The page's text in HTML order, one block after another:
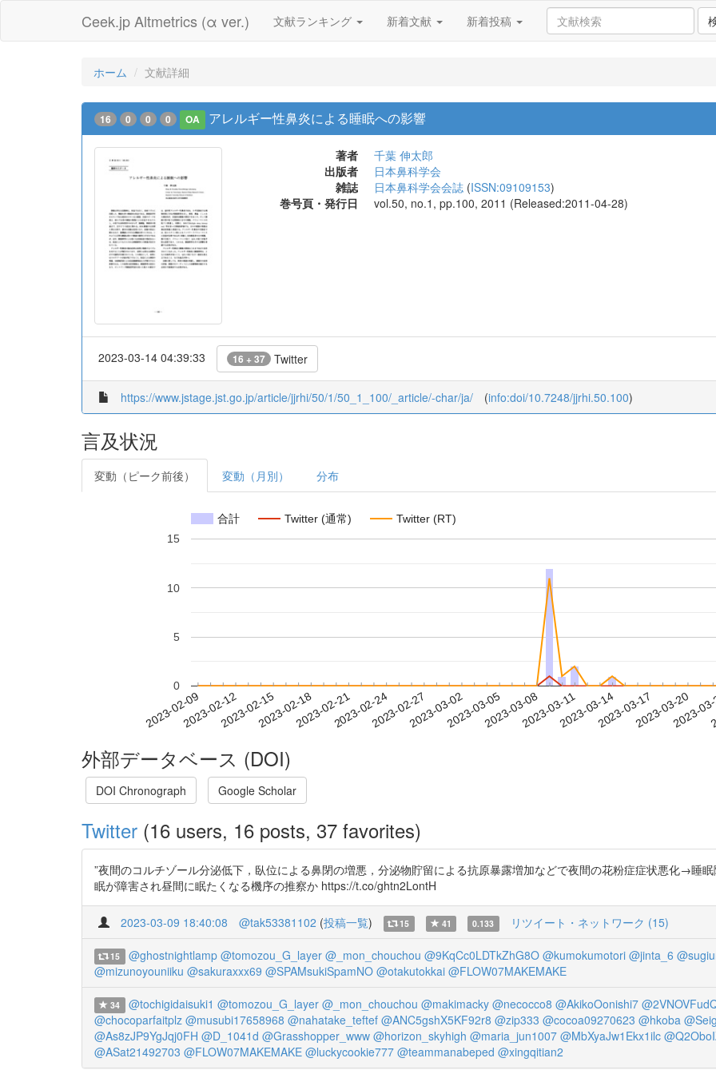
Ceek.jp Altmetrics (α ver.) 文献ランキング 新着文献 新着投稿
ホーム 文献詳細
16 0 0 0 OA アレルギー性鼻炎による睡眠への影響
著者
千葉 伸太郎
出版者
日本鼻科学会
雑誌
日本鼻科学会会誌 (ISSN:09109153)
巻号頁・発行日
vol.50, no.1, pp.100, 2011 (Released:2011-04-28)
2023-03-14 04:39:33 16 + 37 Twitter
https://www.jstage.jst.go.jp/article/jjrhi/50/1/50_1_100/_article/-char/ja/ (info:doi/10.7248/jjrhi.50.100)
言及状況
変動（ピーク前後） 変動（月別） 分布
合計 Twitter (通常) Twitter (RT)
2023-02-092023-02-122023-02-152023-02-182023-02-212023-02-242023-02-272023-03-022023-03-052023-03-082023-03-112023-03-142023-03-172023-03-20
2023-
0
5
10
15
外部データベース (DOI)
DOI Chronograph Google Scholar
Twitter (16 users, 16 posts, 37 favorites)
”夜間のコルチゾール分泌低下，臥位による鼻閉の増悪，分泌物貯留による抗原暴露増加などで夜間の花粉症症状悪化→睡
眠が障害され昼間に眠たくなる機序の推察か https://t.co/ghtn2LontH
2023-03-09 18:40:08 @tak53381102 (投稿一覧) 15 41 0.133 リツイート・ネットワーク (15)
15 @ghostnightlamp @tomozou_G_layer @_mon_chouchou @9KqCc0LDTkZhG8O @kumokumotori @jinta_6
@mizunoyouniiku @sakuraxxx69 @SPAMsukiSpamNO @otakutokkai @FLOW07MAKEMAKE
34 @tochigidaisuki1 @tomozou_G_layer @_mon_chouchou @makimacky @necocco8 @AkikoOonishi7
@chocoparfaitplz @musubi17658968 @nahatake_teftef @ANC5gshX5KF92r8 @zip333 @cocoa09270623 @hkoba
@As8zJP9YgJqj0FH @D_1041d @Grasshopper_www @horizon_skyhigh @maria_jun1007 @MbXyaJw1Ekx1ilc
@ASat21492703 @FLOW07MAKEMAKE @luckycookie777 @teammanabeped @xingqitian2